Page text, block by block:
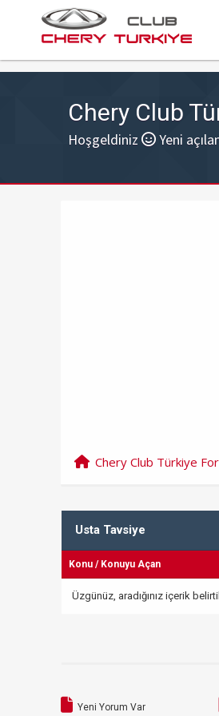
Chery Club
Hoşgeldiniz Yeni
Chery Club Türkiye
Usta Tavsiye
Konu/ Konuyu Açan
Üzgünüz, aradığınız içerik
Yeni Yorum Var